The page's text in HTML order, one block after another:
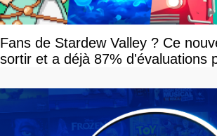
Fans de Stardew Valley ? Ce
sortir et a déjà 87% d'évaluations